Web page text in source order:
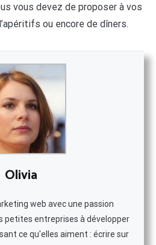
vous devez de proposer à vos
ou encore de dîners.
Olivia
web avec une passion
petites entreprises à développer
ce qu'elles aiment : écrire sur